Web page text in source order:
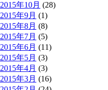
2015年10月 (28)
2015年9月 (1)
2015年8月 (8)
2015年7月 (5)
2015年6月 (11)
2015年5月 (3)
2015年4月 (3)
2015年3月 (16)